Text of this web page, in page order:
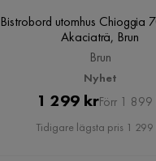
Bistrobord utomhus Chioggia
Akaciaträ, Brun
Brun
Nyhet
Pris
1 299 krOriginal
Pris
Förr 1 899
Tidigare lägsta pris 1 299